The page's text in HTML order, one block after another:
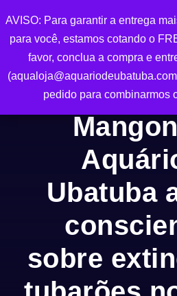
Ubatuba
sobre
AVISO: Para garantir a entrega
para você, estamos cotando o
favor, conclua a compra e
pedido para combinarmos